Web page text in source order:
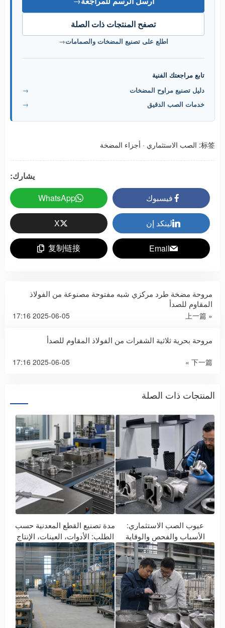
تصفح المنتجات ذات الصلة
اطلع على تصنيع المضخات والصمامات→
تابع مراجعتك الفنية
دليل تصنيع مراوح المضخات
→
خدمات الصب الدقيق
→
标签: الصب الاستثماري · أجزاء المضخة
يشارك:
فيسبوك
WhatsApp
لينكد إن X
Email
复制链接
مروحة مضخة طرد مركزي شبه مفتوحة مصنوعة من الفولاذ
المقاوم للصدأ
« 上一篇
2025-06-05 17:16
مروحة بحرية ثلاثية الشفرات من الفولاذ المقاوم للصدأ
下一篇 »
2025-06-05 17:16
المنتجات ذات الصلة
عيوب الصب الاستثماري:
الأسباب والفحص والوقاية
مدة تصنيع القطع المعدنية حسب
الطلب: الأدوات، العينات، الإنتاج
والتسليم